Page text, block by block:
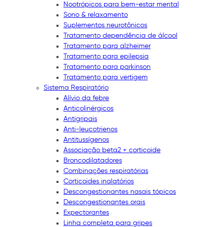
Nootrópicos para bem-estar mental
Sono & relaxamento
Suplementos neurotônicos
Tratamento dependência de álcool
Tratamento para alzheimer
Tratamento para epilepsia
Tratamento para parkinson
Tratamento para vertigem
Sistema Respiratório
Alívio da febre
Anticolinérgicos
Antigripais
Anti-leucotrienos
Antitussígenos
Associação beta2 + corticoide
Broncodilatadores
Combinações respiratórias
Corticoides inalatórios
Descongestionantes nasais tópicos
Descongestionantes orais
Expectorantes
Linha completa para gripes